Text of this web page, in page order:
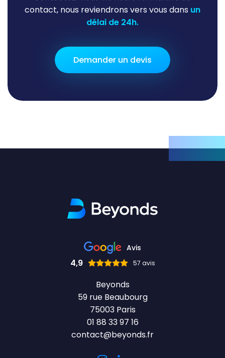
contact, nous reviendrons vers vous dans un
délai de 24h.
Demander un devis
Avis
4,9 57 avis
Beyonds
59 rue Beaubourg
75003 Paris
01 88 33 97 16
contact@beyonds.fr